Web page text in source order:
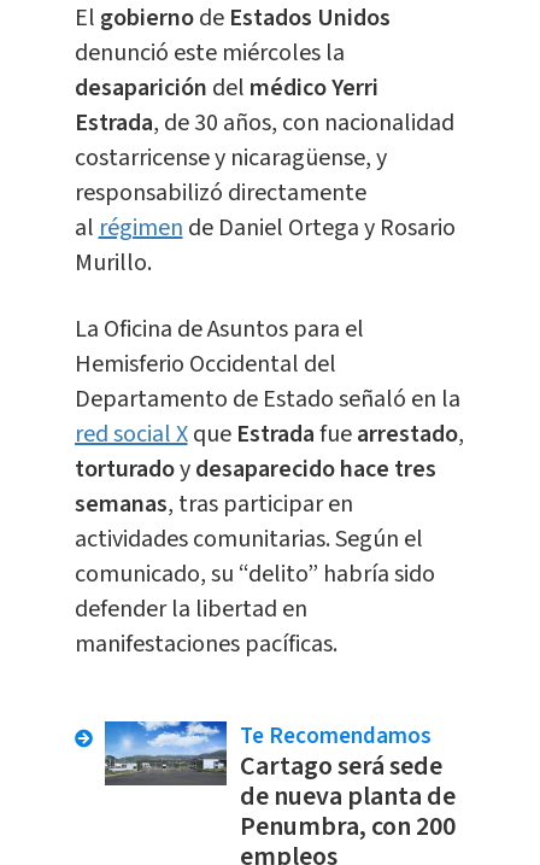
El gobiernode Estados Unidos
denunció este miércoles la
desaparición del médico Yerri
Estrada, de 30 años, con nacionalidad
costarricense y nicaragüense, y
responsabilizó directamente
alrégimende Daniel Ortega y Rosario
Murillo.
La Oficina de Asuntos para el
Hemisferio Occidental del
Departamento de Estado señaló en la
red social XqueEstradafuearrestado,
torturadoydesaparecido hace tres
semanas, tras participar en
actividades comunitarias. Según el
comunicado, su “delito” habría sido
defender la libertad en
manifestaciones pacíficas.
Te Recomendamos
Cartago será sede
de nueva planta de
Penumbra, con 200
empleos